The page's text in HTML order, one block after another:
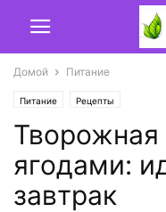
Домой Питание
Питание Рецепты
Творожная
ягодами:
завтрак